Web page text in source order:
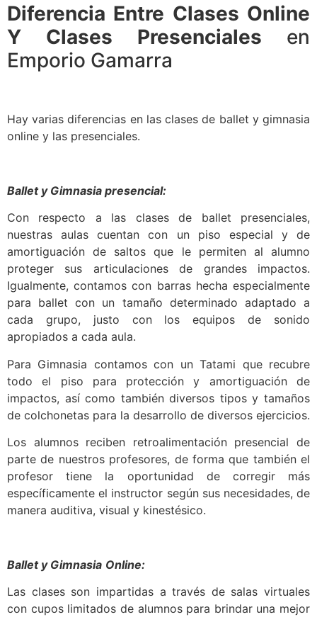
Diferencia Entre Clases Online
Y Clases Presenciales en
Emporio Gamarra
Hay varias diferencias en las clases de ballet y gimnasia
online y las presenciales.
Ballet y Gimnasia presencial:
Con respecto a las clases de ballet presenciales,
nuestras aulas cuentan con un piso especial y de
amortiguación de saltos que le permiten al alumno
proteger sus articulaciones de grandes impactos.
Igualmente, contamos con barras hecha especialmente
para ballet con un tamaño determinado adaptado a
cada grupo, justo con los equipos de sonido
apropiados a cada aula.
Para Gimnasia contamos con un Tatami que recubre
todo el piso para protección y amortiguación de
impactos, así como también diversos tipos y tamaños
de colchonetas para la desarrollo de diversos ejercicios.
Los alumnos reciben retroalimentación presencial de
parte de nuestros profesores, de forma que también el
profesor tiene la oportunidad de corregir más
específicamente el instructor según sus necesidades, de
manera auditiva, visual y kinestésico.
Ballet y Gimnasia Online:
Las clases son impartidas a través de salas virtuales
con cupos limitados de alumnos para brindar una mejor